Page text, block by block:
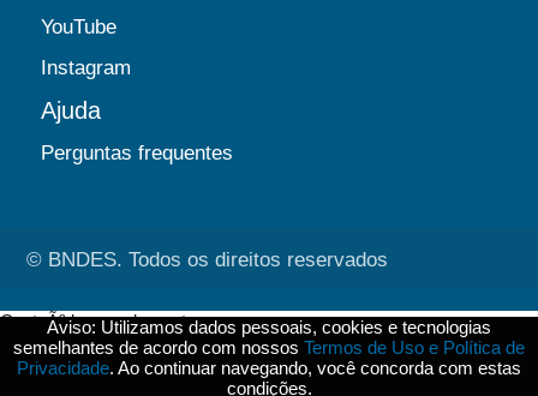
YouTube
Instagram
Ajuda
Perguntas frequentes
© BNDES. Todos os direitos reservados
Aviso: Utilizamos dados pessoais, cookies e tecnologias
semelhantes de acordo com nossos Termos de Uso e Política de
Privacidade. Ao continuar navegando, você concorda com estas
condições.
ConteÃºdo complementar
${title}${badge}